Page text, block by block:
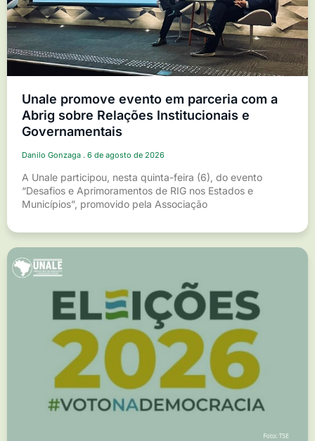
Unale promove evento em parceria com a
Abrig sobre Relações Institucionais e
Governamentais
Danilo Gonzaga 6 de agosto de 2026
A Unale participou, nesta quinta-feira (6), do evento
“Desafios e Aprimoramentos de RIG nos Estados e
Municípios”, promovido pela Associação